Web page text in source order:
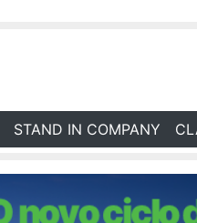
STAND IN COMPANY